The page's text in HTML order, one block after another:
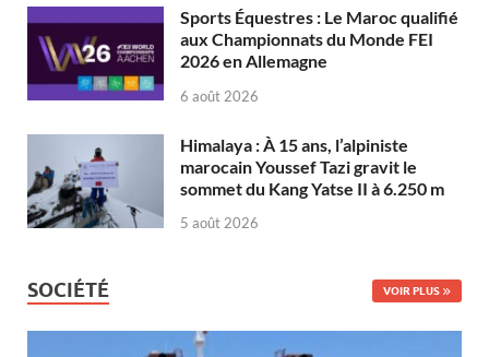
Sports Équestres : Le Maroc qualifié
aux Championnats du Monde FEI
2026 en Allemagne
6 août 2026
Himalaya : À 15 ans, l’alpiniste
marocain Youssef Tazi gravit le
sommet du Kang Yatse II à 6.250 m
5 août 2026
SOCIÉTÉ VOIR PLUS